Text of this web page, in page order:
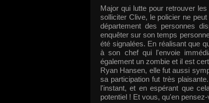
Major qui lutte pour retrouver
solliciter Clive, le policier ne
département des personnes
enquêter sur son temps
été signalées. En réalisant que
à son chef qui l'envoie
également un zombie et il est
Ryan Hansen, elle fut aussi
sa participation fut très
l'instant, et en espérant que
potentiel ! Et vous, qu'en